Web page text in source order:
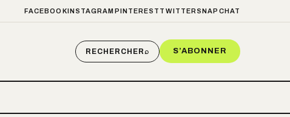
FACEBOOKINSTAGRAM PINTEREST TWITTER SNAPCHAT
RECHERCHER⌕ S’ABONNER